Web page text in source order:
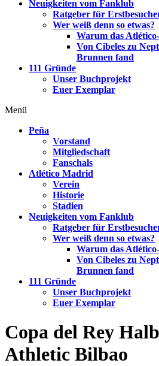
Neuigkeiten vom Fanklub
Ratgeber für
Wer weiß denn so etwas?
Warum das
Von Cibeles zu
Brunnen fand
111 Gründe
Unser Buchprojekt
Euer Exemplar
Menü
Peña
Vorstand
Mitgliedschaft
Fanschals
Atlético Madrid
Verein
Historie
Stadien
Neuigkeiten vom Fanklub
Ratgeber für
Wer weiß denn so etwas?
Warum das
Von Cibeles zu
Brunnen fand
111 Gründe
Unser Buchprojekt
Euer Exemplar
Copa del Rey
Athletic Bilbao